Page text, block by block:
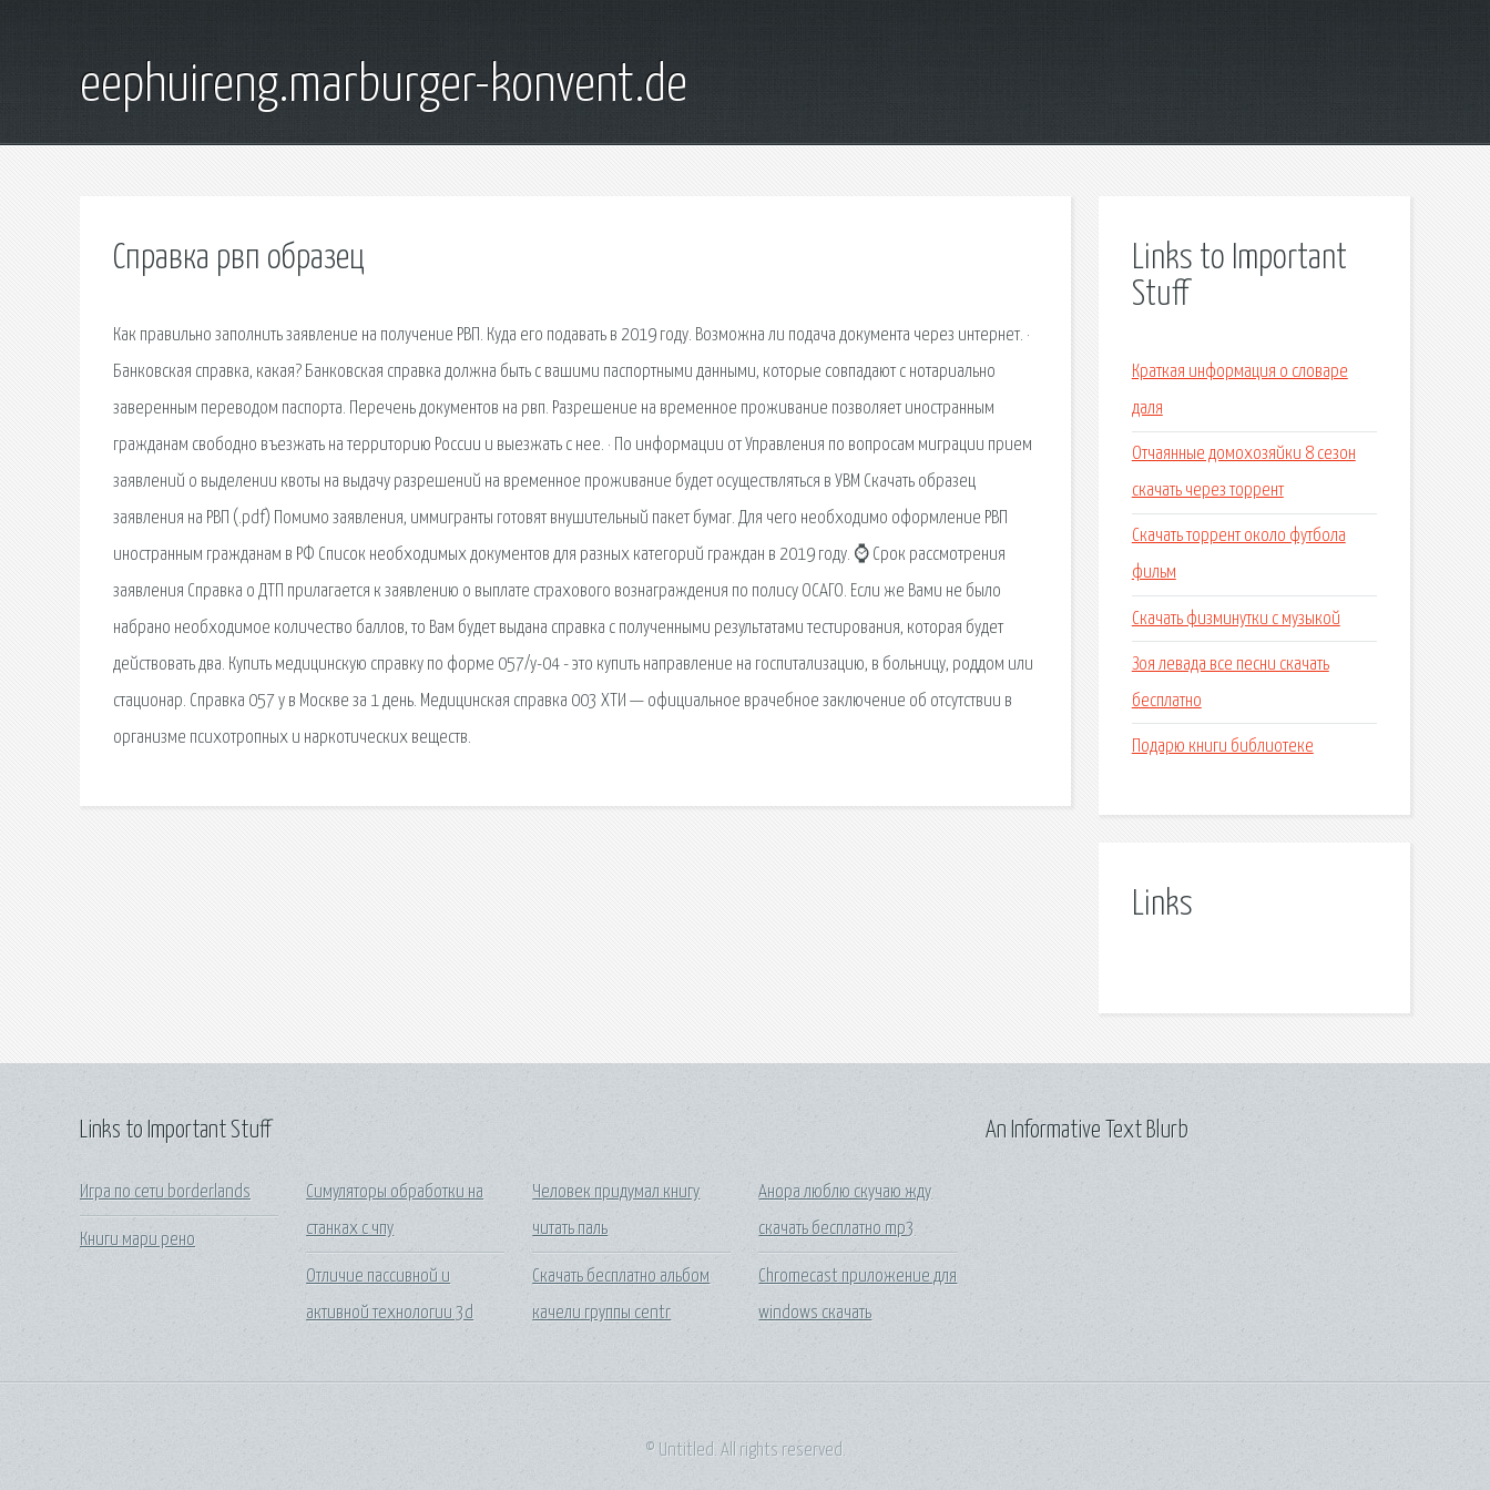
eephuireng.marburger-konvent.de
Справка рвп образец
Как правильно заполнить заявление на получение РВП. Куда его подавать в 2019 году. Возможна ли подача документа через интернет. ·
Банковская справка, какая? Банковская справка должна быть с вашими паспортными данными, которые совпадают с нотариально
заверенным переводом паспорта. Перечень документов на рвп. Разрешение на временное проживание позволяет иностранным
гражданам свободно въезжать на территорию России и выезжать с нее. · По информации от Управления по вопросам миграции прием
заявлений о выделении квоты на выдачу разрешений на временное проживание будет осуществляться в УВМ Скачать образец
заявления на РВП (.pdf) Помимо заявления, иммигранты готовят внушительный пакет бумаг. Для чего необходимо оформление РВП
иностранным гражданам в РФ Список необходимых документов для разных категорий граждан в 2019 году. ⌚ Срок рассмотрения
заявления Справка о ДТП прилагается к заявлению о выплате страхового вознаграждения по полису ОСАГО. Если же Вами не было
набрано необходимое количество баллов, то Вам будет выдана справка с полученными результатами тестирования, которая будет
действовать два. Купить медицинскую справку по форме 057/у-04 - это купить направление на госпитализацию, в больницу, роддом или
стационар. Справка 057 у в Москве за 1 день. Медицинская справка 003 ХТИ — официальное врачебное заключение об отсутствии в
организме психотропных и наркотических веществ.
Links to Important
Stuff
Краткая информация о словаре
даля
Отчаянные домохозяйки 8 сезон
скачать через торрент
Скачать торрент около футбола
фильм
Скачать физминутки с музыкой
Зоя левада все песни скачать
бесплатно
Подарю книги библиотеке
Links
Links to Important Stuff
Игра по сети borderlands
Книги мари рено
Симуляторы обработки на
станках с чпу
Отличие пассивной и
активной технологии 3d
Человек придумал книгу
читать паль
Скачать бесплатно альбом
качели группы centr
Анора люблю скучаю жду
скачать бесплатно mp3
Chromecast приложение для
windows скачать
An Informative Text Blurb
© Untitled. All rights reserved.